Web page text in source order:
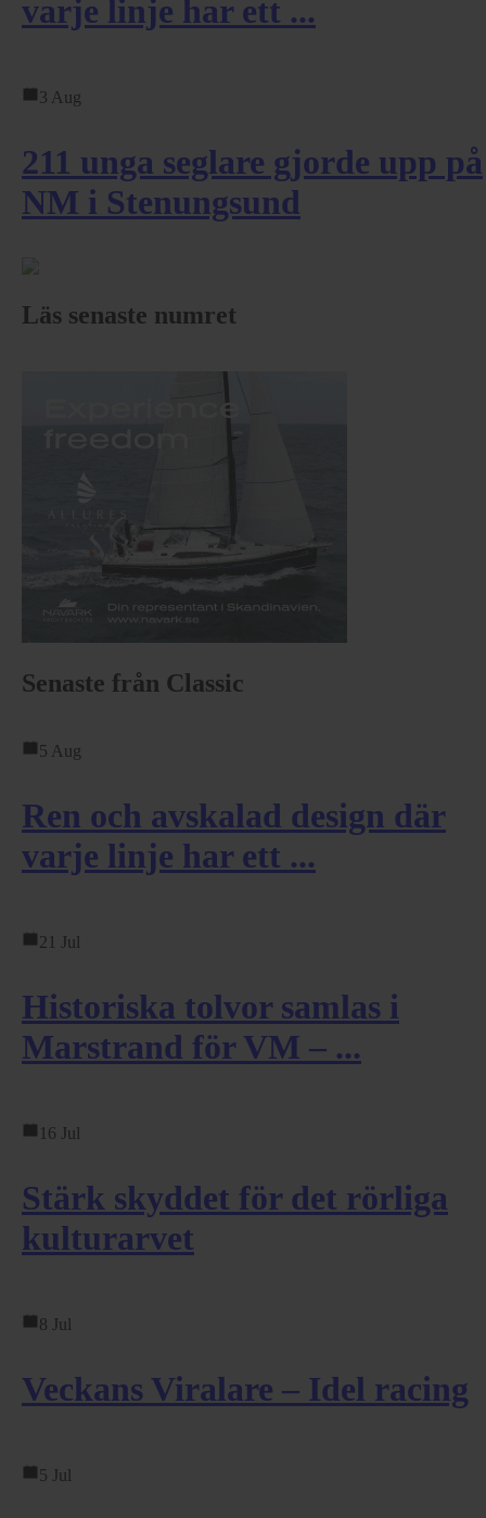
varje linje har ett ...
3 Aug
211 unga seglare gjorde upp på
NM i Stenungsund
Läs senaste numret
Senaste från Classic
5 Aug
Ren och avskalad design där
varje linje har ett ...
21 Jul
Historiska tolvor samlas i
Marstrand för VM – ...
16 Jul
Stärk skyddet för det rörliga
kulturarvet
8 Jul
Veckans Viralare – Idel racing
5 Jul